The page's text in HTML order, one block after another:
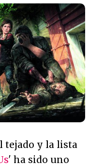
tejado y la lista
' ha sido uno